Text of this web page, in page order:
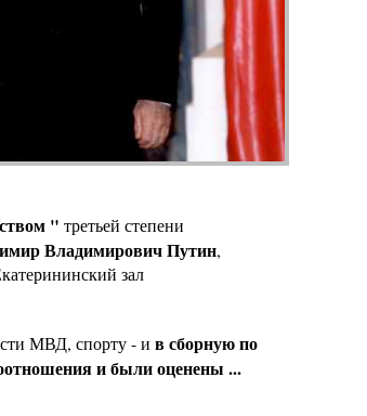
" третьей степени
Владимирович Путин,
зал
МВД, спорту - и в сборную по
и были оценены ...